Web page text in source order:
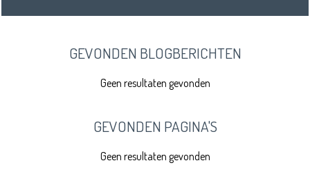
GEVONDEN BLOGBERICHTEN
Geen resultaten gevonden
GEVONDEN PAGINA'S
Geen resultaten gevonden